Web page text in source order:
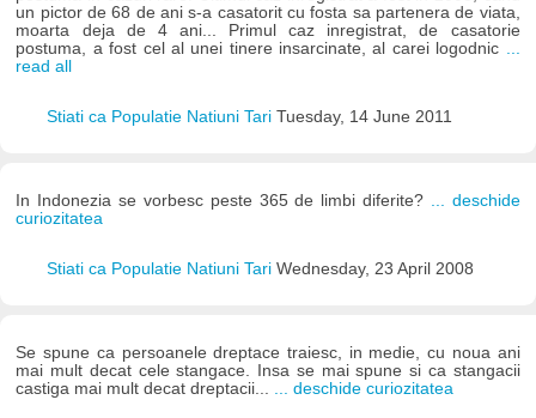
un pictor de 68 de ani s-a casatorit cu fosta sa partenera de viata,
moarta deja de 4 ani... Primul caz inregistrat, de casatorie
postuma, a fost cel al unei tinere insarcinate, al carei logodnic ...
read all
Stiati ca Populatie Natiuni Tari Tuesday, 14 June 2011
In Indonezia se vorbesc peste 365 de limbi diferite?
... deschide
curiozitatea
Stiati ca Populatie Natiuni Tari Wednesday, 23 April 2008
Se spune ca persoanele dreptace traiesc, in medie, cu noua ani
mai mult decat cele stangace. Insa se mai spune si ca stangacii
castiga mai mult decat dreptacii...
... deschide curiozitatea